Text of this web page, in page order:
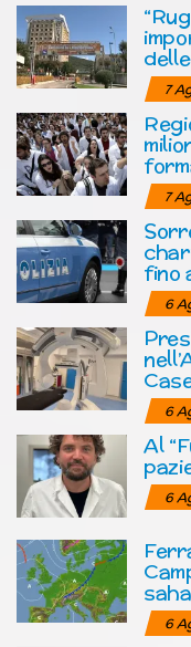
7
7
fino
6
6
Al
6
6